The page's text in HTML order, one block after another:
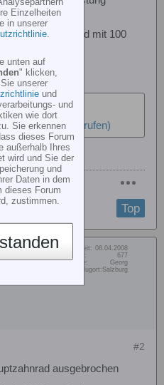
Hauptzahnrad mit 100
KB, 29x aufgerufen)
Top
Dabei seit: 08.04.2008
Beiträge:
677
Vorname:
Georg
Wohn/Flugort: Salzburg
#2
ausgebrochen
Einzelheiten
in unserer
.
unten auf
" klicken,
unserer
und
und
wie dort
Sie erkennen
dieses Forum
außerhalb Ihres
wird und Sie der
und
Daten in dem
dieses Forum
zustimmen.